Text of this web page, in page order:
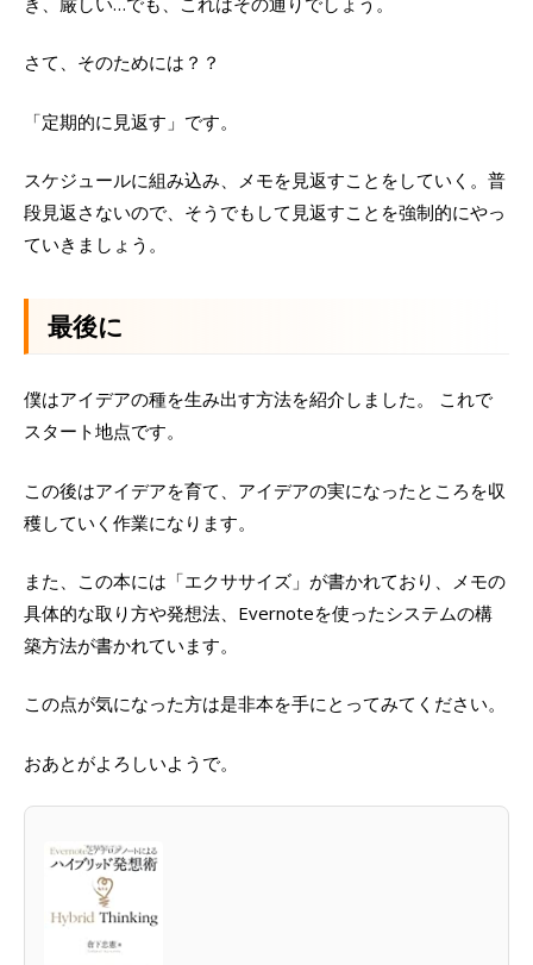
さて、そのためには？？
「定期的に見返す」です。
スケジュールに組み込み、メモを見返すことをしていく。普
段見返さないので、そうでもして見返すことを強制的にやっ
ていきましょう。
最後に
僕はアイデアの種を生み出す方法を紹介しました。 これで
スタート地点です。
この後はアイデアを育て、アイデアの実になったところを収
穫していく作業になります。
また、この本には「エクササイズ」が書かれており、メモの
具体的な取り方や発想法、Evernoteを使ったシステムの構
築方法が書かれています。
この点が気になった方は是非本を手にとってみてください。
おあとがよろしいようで。